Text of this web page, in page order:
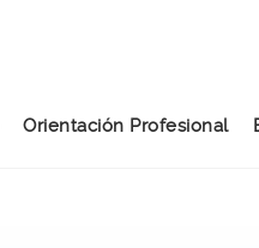
Orientación Profesional